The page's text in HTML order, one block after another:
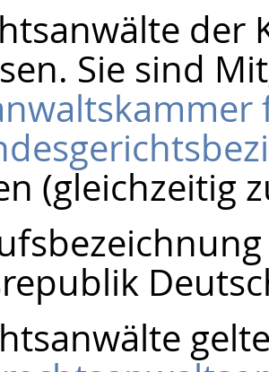
der
Sie sind
(gleichzeitig